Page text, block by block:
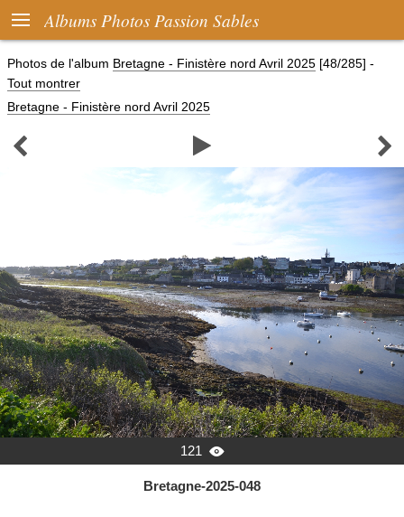
 Albums Photos Passion Sables
Photos de l'album Bretagne - Finistère nord Avril 2025 [48/285] -
Tout montrer
Bretagne - Finistère nord Avril 2025
  
121 
Bretagne-2025-048